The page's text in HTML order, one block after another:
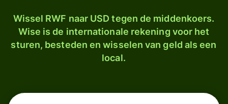
Wissel RWF naar USD tegen de middenkoers.
Wise is de internationale rekening voor het
sturen, besteden en wisselen van geld als een
local.